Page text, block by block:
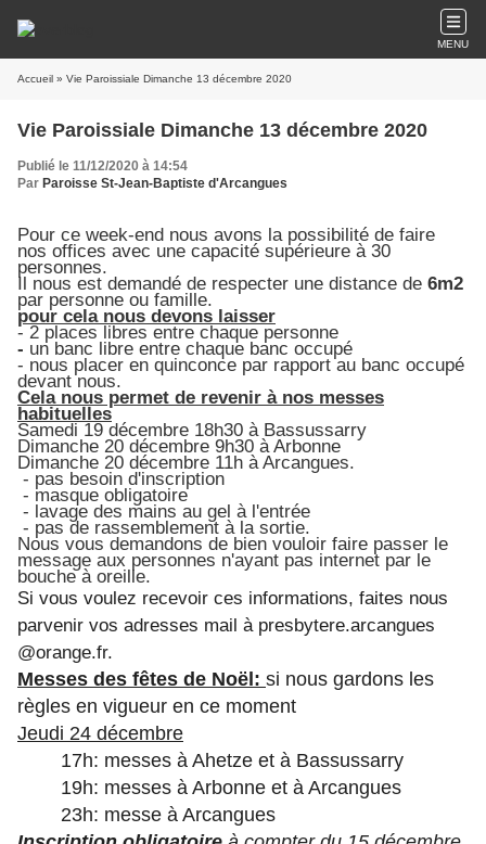
MENU
Accueil » Vie Paroissiale Dimanche 13 décembre 2020
Vie Paroissiale Dimanche 13 décembre 2020
Publié le 11/12/2020 à 14:54
Par Paroisse St-Jean-Baptiste d'Arcangues
Pour ce week-end nous avons la possibilité de faire
nos offices avec une capacité supérieure à 30
personnes.
Il nous est demandé de respecter une distance de 6m2
par personne ou famille.
pour cela nous devons laisser
- 2 places libres entre chaque personne
- un banc libre entre chaque banc occupé
- nous placer en quinconce par rapport au banc occupé
devant nous.
Cela nous permet de revenir à nos messes
habituelles
Samedi 19 décembre 18h30 à Bassussarry
Dimanche 20 décembre 9h30 à Arbonne
Dimanche 20 décembre 11h à Arcangues.
- pas besoin d'inscription
- masque obligatoire
- lavage des mains au gel à l'entrée
- pas de rassemblement à la sortie.
Nous vous demandons de bien vouloir faire passer le
message aux personnes n'ayant pas internet par le
bouche à oreille.
Si vous voulez recevoir ces informations, faites nous
parvenir vos adresses mail à presbytere.arcangues
@orange.fr.
Messes des fêtes de Noël: si nous gardons les
règles en vigueur en ce moment
Jeudi 24 décembre
17h: messes à Ahetze et à Bassussarry
19h: messes à Arbonne et à Arcangues
23h: messe à Arcangues